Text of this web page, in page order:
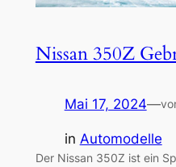
Nissan 350Z
Mai 17, 2024—
in Automodelle
Der Nissan 350Z ist ein